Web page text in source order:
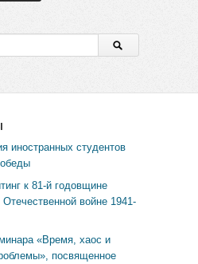
иностранных студентов
к 81-й годовщине
войне 1941-
«Время, хаос и
посвященное